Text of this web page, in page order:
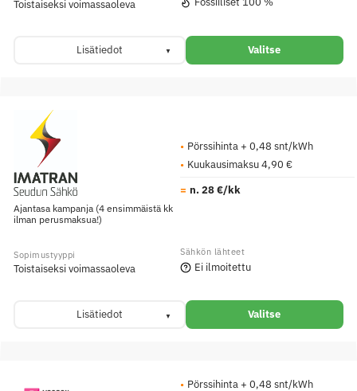
Toistaiseksi voimassaoleva
Lisätiedot Valitse
Ajantasa kampanja (4 ensimmäistä kk
ilman perusmaksua!)
Pörssihinta + 0,48 snt/kWh
Kuukausimaksu 4,90 €
n. 28 €/kk
Toistaiseksi voimassaoleva Ei ilmoitettu
Lisätiedot Valitse
Pörssihinta + 0,48 snt/kWh